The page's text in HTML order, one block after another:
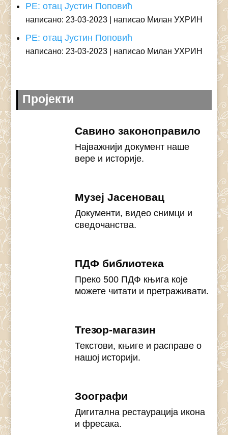
РЕ: отац Јустин Поповић
написано: 23-03-2023 написао Милан УХРИН
РЕ: отац Јустин Поповић
написано: 23-03-2023 написао Милан УХРИН
Пројекти
Савино законоправило
Најважнији документ наше
вере и историје.
Музеј Јасеновац
Документи, видео снимци и
сведочанства.
ПДФ библиотека
Преко 500 ПДФ књига које
можете читати и претраживати.
Treзор-магазин
Текстови, књиге и расправе о
нашој историји.
Зоографи
Дигитална рестаурација икона
и фресака.